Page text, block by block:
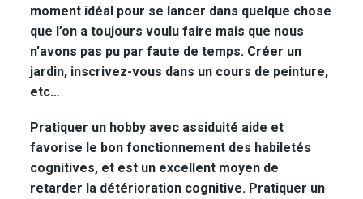
moment idéal pour se lancer dans quelque chose
que l’on a toujours voulu faire mais que nous
n’avons pas pu par faute de temps. Créer un
jardin, inscrivez-vous dans un cours de peinture,
etc…
Pratiquer un hobby avec assiduité aide et
favorise le bon fonctionnement des habiletés
cognitives, et est un excellent moyen de
retarder la détérioration cognitive. Pratiquer un